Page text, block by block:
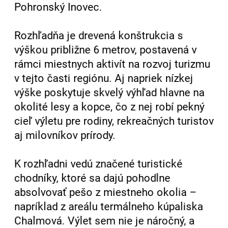
Pohronský Inovec.
Rozhľadňa je drevená konštrukcia s
výškou približne 6 metrov, postavená v
rámci miestnych aktivít na rozvoj turizmu
v tejto časti regiónu. Aj napriek nízkej
výške poskytuje skvelý výhľad hlavne na
okolité lesy a kopce, čo z nej robí pekný
cieľ výletu pre rodiny, rekreačných turistov
aj milovníkov prírody.
K rozhľadni vedú značené turistické
chodníky, ktoré sa dajú pohodlne
absolvovať pešo z miestneho okolia –
napríklad z areálu termálneho kúpaliska
Chalmová. Výlet sem nie je náročný, a